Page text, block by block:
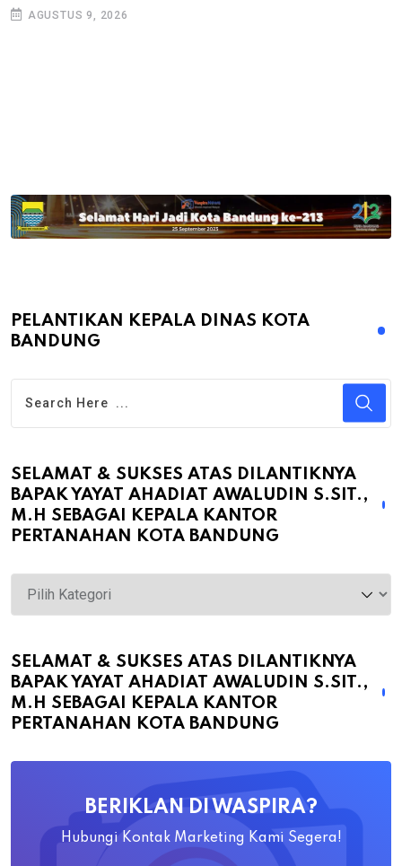
AGUSTUS 9, 2026
PELANTIKAN KEPALA DINAS KOTA
BANDUNG
SELAMAT & SUKSES ATAS DILANTIKNYA
BAPAK YAYAT AHADIAT AWALUDIN S.SIT.,
M.H SEBAGAI KEPALA KANTOR
PERTANAHAN KOTA BANDUNG
atas
Dilantiknya
Bapak
Ahadiat
SELAMAT & SUKSES ATAS DILANTIKNYA
BAPAK YAYAT AHADIAT AWALUDIN S.SIT.,
M.H SEBAGAI KEPALA KANTOR
PERTANAHAN KOTA BANDUNG
BERIKLAN DI WASPIRA?
Hubungi Kontak Marketing Kami Segera!